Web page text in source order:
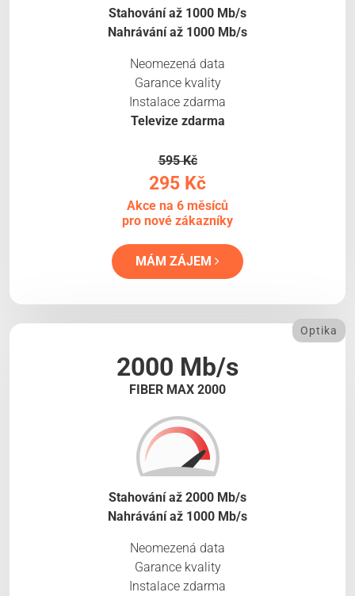
Stahování až 1000 Mb/s
Nahrávání až 1000 Mb/s
Neomezená data
Garance kvality
Instalace zdarma
Televize zdarma
595 Kč
295 Kč
Akce na 6 měsíců
pro nové zákazníky
MÁM ZÁJEM
2000 Mb/s
FIBER MAX 2000
Optika
Stahování až 2000 Mb/s
Nahrávání až 1000 Mb/s
Neomezená data
Garance kvality
Instalace zdarma